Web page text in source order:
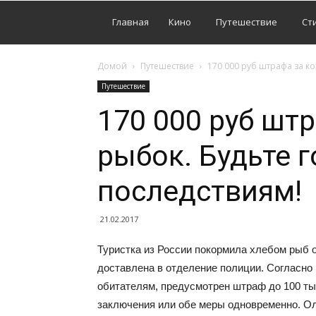
Главная Кино Путешествие
Домой Путешествие 170 000 руб штрафа за
Путешествие
170 000 руб
рыбок. Будьте
последствиям!
21.02.2017
Туристка из России покормила хлебом
доставлена в отделение полиции.
обитателям, предусмотрен штраф до 100
заключения или обе меры одновременно.